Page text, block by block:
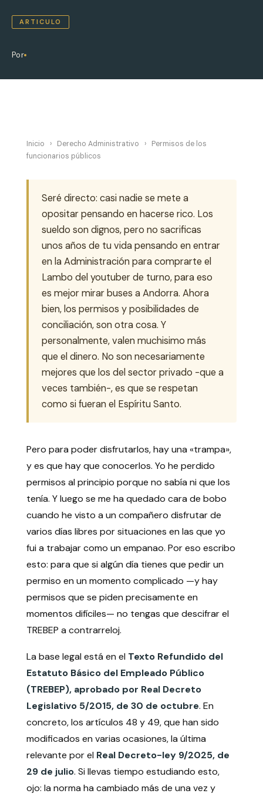
ARTICULO
Por
Inicio › Derecho Administrativo ›
Permisos de los
funcionarios públicos
Seré directo: casi nadie se mete a
opositar pensando en hacerse rico. Los
sueldo son dignos, pero no sacrificas
unos años de tu vida pensando en entrar
en la Administración para comprarte el
Lambo del youtuber de turno, para eso
es mejor mirar buses a Andorra. Ahora
bien, los permisos y posibilidades de
conciliación, son otra cosa. Y
personalmente, valen muchisimo más
que el dinero. No son necesariamente
mejores que los del sector privado -que a
veces también-, es que se respetan
como si fueran el Espíritu Santo.
Pero para poder disfrutarlos, hay una «trampa»,
y es que hay que conocerlos. Yo he perdido
permisos al principio porque no sabía ni que los
tenía. Y luego se me ha quedado cara de bobo
cuando he visto a un compañero disfrutar de
varios días libres por situaciones en las que yo
fui a trabajar como un empanao. Por eso escribo
esto: para que si algún día tienes que pedir un
permiso en un momento complicado —y hay
permisos que se piden precisamente en
momentos difíciles— no tengas que descifrar el
TREBEP a contrarreloj.
La base legal está en el Texto Refundido del
Estatuto Básico del Empleado Público
(TREBEP), aprobado por Real Decreto
Legislativo 5/2015, de 30 de octubre. En
concreto, los artículos 48 y 49, que han sido
modificados en varias ocasiones, la última
relevante por el Real Decreto-ley 9/2025, de
29 de julio. Si llevas tiempo estudiando esto,
ojo: la norma ha cambiado más de una vez y